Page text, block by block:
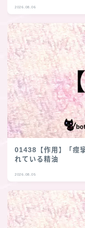
2026.08.06
01438【作用】「痙
れている精油
2026.08.05